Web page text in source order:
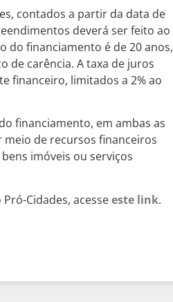
contados a partir da data de
deverá ser feito ao
do financiamento é de 20 anos,
de carência. A taxa de juros
financeiro, limitados a 2% ao
financiamento, em ambas as
meio de recursos financeiros
imóveis ou serviços
Cidades, acesseeste link.